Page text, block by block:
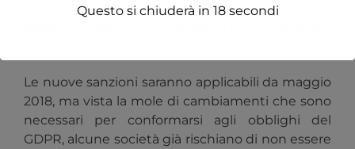
natura fanno affidamento sul trattamento di
Le nuove sanzioni saranno applicabili da maggio
2018, ma vista la mole di cambiamenti che sono
necessari per conformarsi agli obblighi del
GDPR, alcune società già rischiano di non essere
Questo si chiuderà in 18secondi